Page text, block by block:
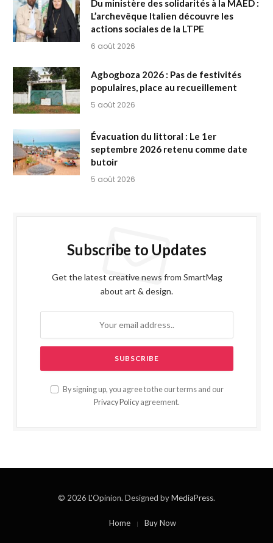
Du ministère des solidarités à la MAED :
L’archevêque Italien découvre les
actions sociales de la LTPE
6 août 2026
Agbogboza 2026 : Pas de festivités
populaires, place au recueillement
5 août 2026
Évacuation du littoral : Le 1er
septembre 2026 retenu comme date
butoir
5 août 2026
Subscribe to Updates
Get the latest creative news from SmartMag
about art & design.
By signing up, you agree to the our terms and our
Privacy Policy agreement.
© 2026 L'Opinion. Designed byMediaPress.
Home Buy Now